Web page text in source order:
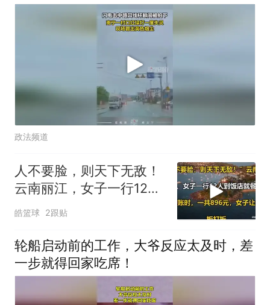
政法频道
人不要脸，则天下无敌！
云南丽江，女子一行12人
到饭店就餐，结
皓篮球 2跟贴
轮船启动前的工作，大爷反应太及时，差
一步就得回家吃席！